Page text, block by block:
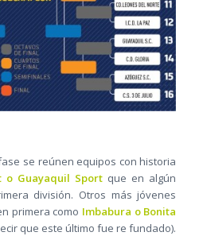
se reúnen equipos con historia
o Guayaquil Sport que en algún
división. Otros más jóvenes
primera como Imbabura o Bonita
que este último fue re fundado).